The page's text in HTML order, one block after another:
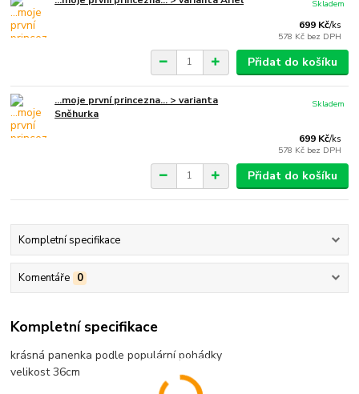
699 Kč/ks
578 Kč bez DPH
Skladem
Přidat do košíku
...moje první princezna... > varianta
Sněhurka
699 Kč/ks
578 Kč bez DPH
Skladem
Přidat do košíku
Kompletní specifikace
Komentáře 0
Kompletní specifikace
krásná panenka podle populární pohádky
velikost 36cm